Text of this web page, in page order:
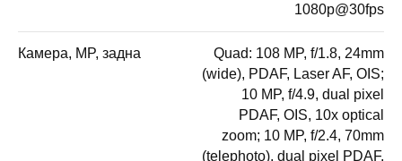
1080p@30fps
Камера, MP, задна
Quad: 108 MP, f/1.8, 24mm
(wide), PDAF, Laser AF, OIS;
10 MP, f/4.9, dual pixel
PDAF, OIS, 10x optical
zoom; 10 MP, f/2.4, 70mm
(telephoto), dual pixel PDAF,